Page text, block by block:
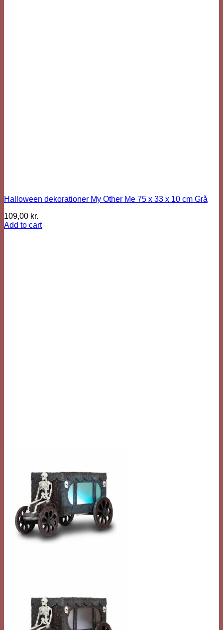
Halloween dekorationer My Other Me 75 x 33 x 10 cm Grå
109,00 kr.
Add to cart